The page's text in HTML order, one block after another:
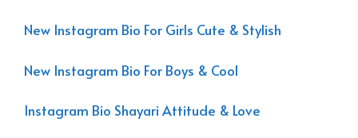
New Instagram Bio For Girls Cute & Stylish
New Instagram Bio For Boys & Cool
Instagram Bio Shayari Attitude & Love